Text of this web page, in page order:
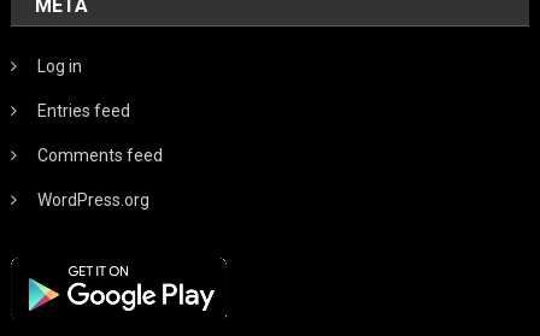
META
Log in
Entries feed
Comments feed
WordPress.org